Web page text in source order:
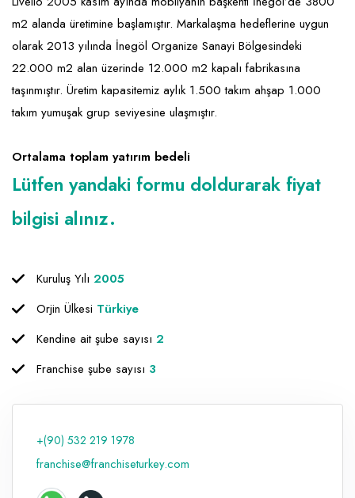
Ev Hizmetleri
Sağlık Güzellik
Turizm - Eğlence
Market FMGC - Katlı Mağaza
Mobilya ve Ev Tekstili
Oyuncak ve Hediyelik
Yapı Malzemesi - Hırdavat
Gayrimenkul
Gıda ve Sarf Malzemeleri
Güvenlik - Temizlik
Hukuk - Marka - Patent ve Tercüme
Isıtma - Soğutma ve Havalandırma
Lojistik - Kargo ve Kurye
Matbaa - Fotoğraf
Mobilya Dekorasyon
Proje - İnşaat ve Tesisat
Raf ve Depo Sistemleri
Seyahat - Rent A Car
m2 alanda üretimine başlamıştır. Markalaşma hedeflerine uygun
olarak 2013 yılında İnegöl Organize Sanayi Bölgesindeki
22.000 m2 alan üzerinde 12.000 m2 kapalı fabrikasına
taşınmıştır. Üretim kapasitemiz aylık 1.500 takım ahşap 1.000
takım yumuşak grup seviyesine ulaşmıştır.
Ortalama toplam yatırım bedeli
Lütfen yandaki formu doldurarak fiyat
bilgisi alınız.
Kuruluş Yılı 2005
Orjin Ülkesi Türkiye
Kendine ait şube sayısı 2
Franchise şube sayısı 3
+(90) 532 219 1978
franchise@franchiseturkey.com